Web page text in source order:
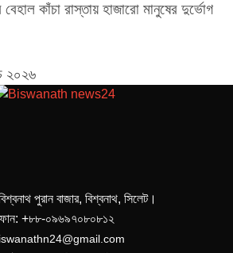
বেহাল কাঁচা রাস্তায় হাজারো মানুষের দুর্ভোগ
২০২৬
পুরান বাজার, বিশ্বনাথ, সিলেট।
+৮৮-০৯৬৯৭০৮০৮১২